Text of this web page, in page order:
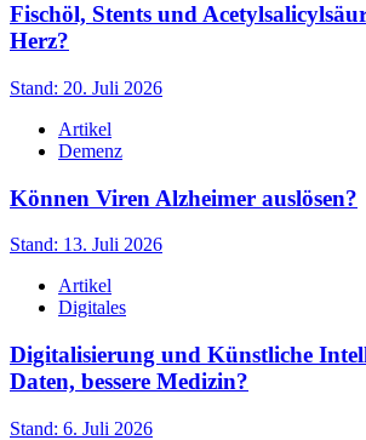
Fischöl, Stents und
Herz?
Stand: 20. Juli 2026
Artikel
Demenz
Können Viren Alzheimer auslösen?
Stand: 13. Juli 2026
Artikel
Digitales
Digitalisierung und Künstliche
Daten, bessere Medizin?
Stand: 6. Juli 2026